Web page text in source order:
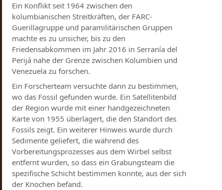
Ein Konflikt seit 1964 zwischen den
kolumbianischen Streitkräften, der FARC-
Guerillagruppe und paramilitärischen Gruppen
machte es zu unsicher, bis zu den
Friedensabkommen im Jahr 2016 in Serranía del
Perijá nahe der Grenze zwischen Kolumbien und
Venezuela zu forschen.
Ein Forscherteam versuchte dann zu bestimmen,
wo das Fossil gefunden wurde. Ein Satellitenbild
der Region wurde mit einer handgezeichneten
Karte von 1955 überlagert, die den Standort des
Fossils zeigt. Ein weiterer Hinweis wurde durch
Sedimente geliefert, die während des
Vorbereitungsprozesses aus dem Wirbel selbst
entfernt wurden, so dass ein Grabungsteam die
spezifische Schicht bestimmen konnte, aus der sich
der Knochen befand.